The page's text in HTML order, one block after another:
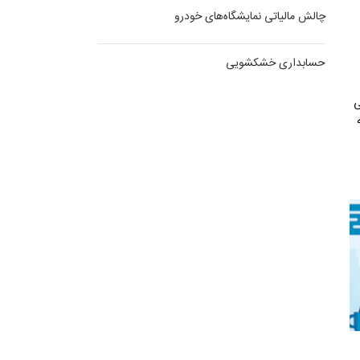
چالش مالیاتی نمایشگاه‌های خودرو
حسابداری خشکشویی